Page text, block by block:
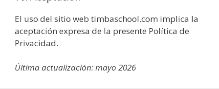
El uso del sitio web timbaschool.com implica la
aceptación expresa de la presente Política de
Privacidad.
Última actualización: mayo 2026